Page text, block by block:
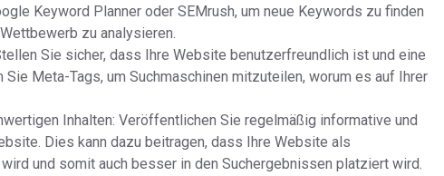
Keyword Planner oder SEMrush, um neue Keywords zu finden
zu analysieren.
Sie sicher, dass Ihre Website benutzerfreundlich ist und eine
Sie Meta-Tags, um Suchmaschinen mitzuteilen, worum es auf Ihrer
Inhalten: Veröffentlichen Sie regelmäßig informative und
Dies kann dazu beitragen, dass Ihre Website als
und somit auch besser in den Suchergebnissen platziert wird.